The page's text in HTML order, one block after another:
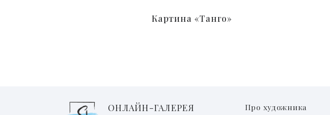
Картина «Танго»
ОНЛАЙН-ГАЛЕРЕЯ
Про художника